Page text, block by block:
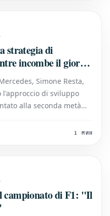
strategia di
incombe il giorno
Simone Resta,
di sviluppo
alla seconda metà
vettura di lancio solida,
1 МИН
campionato di F1: "Il